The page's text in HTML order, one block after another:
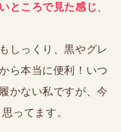
ところで見た感じ、
しっくり、黒やグレ
ら本当に便利！いつ
かない私ですが、今
ってます。